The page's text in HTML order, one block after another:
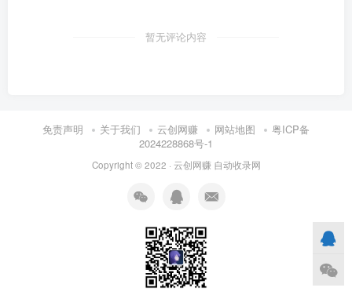
暂无评论内容
免责声明 关于我们 云创网赚 网站地图
粤ICP备
2024228868号-1
Copyright © 2022 · 云创网赚 自动收录网